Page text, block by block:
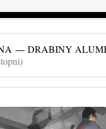
DRABINY